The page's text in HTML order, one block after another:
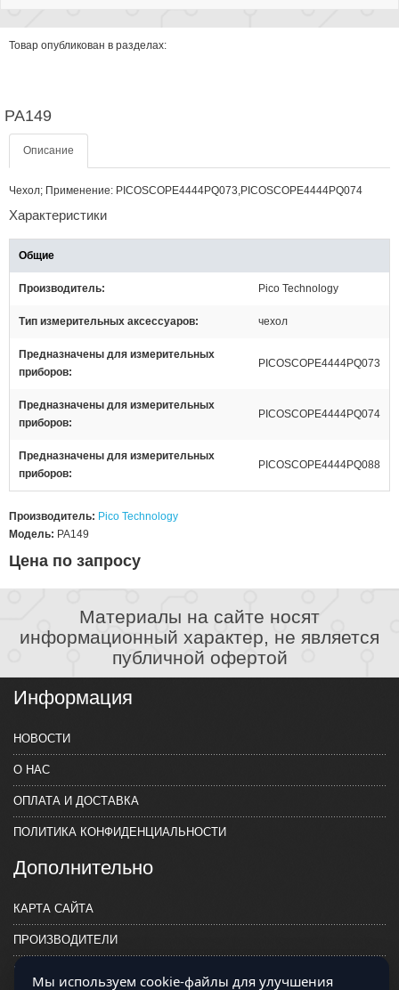
Товар опубликован в разделах:
PA149
Описание
Чехол; Применение: PICOSCOPE4444PQ073,PICOSCOPE4444PQ074
Характеристики
Общие
Производитель Pico Technology
Тип измерительных аксессуаров чехол
Предназначены для измерительных
приборов
PICOSCOPE4444PQ073
Предназначены для измерительных
приборов
PICOSCOPE4444PQ074
Предназначены для измерительных
приборов
PICOSCOPE4444PQ088
Производитель: Pico Technology
Модель: PA149
Цена по запросу
Материалы на сайте носят
информационный характер, не является
публичной офертой
Информация
НОВОСТИ
О НАС
ОПЛАТА И ДОСТАВКА
ПОЛИТИКА КОНФИДЕНЦИАЛЬНОСТИ
Дополнительно
КАРТА САЙТА
ПРОИЗВОДИТЕЛИ
КОНТАКТЫ
Мы используем cookie-файлы для улучшения